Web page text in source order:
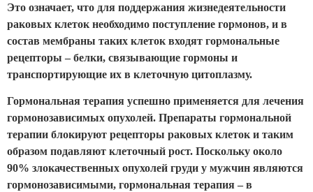
Это означает, что для поддержания жизнедеятельности
раковых клеток необходимо поступление гормонов, и в
состав мембраны таких клеток входят гормональные
рецепторы – белки, связывающие гормоны и
транспортирующие их в клеточную цитоплазму.
Гормональная терапия успешно применяется для лечения
гормонозависимых опухолей. Препараты гормональной
терапии блокируют рецепторы раковых клеток и таким
образом подавляют клеточный рост. Поскольку около
90% злокачественных опухолей груди у мужчин являются
гормонозависимыми, гормональная терапия – в